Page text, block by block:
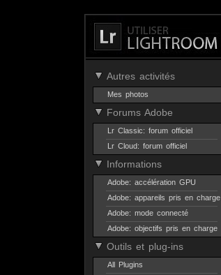
Autres activités
Mes photos
Forums Adobe
Lr Classic: forum officiel
Lr Cloud: forum officiel
Informations
Adobe: accélération GPU
Adobe: appareils pris en charge
Adobe: mode connecté
Adobe: objectifs pris en charge
Outils et plug-ins
All Plugins